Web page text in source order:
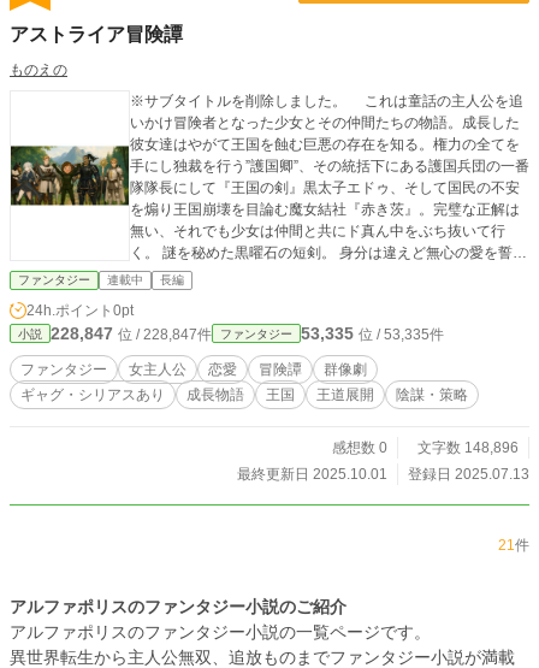
アストライア冒険譚
ものえの
※サブタイトルを削除しました。 これは童話の主人公を追
いかけ冒険者となった少女とその仲間たちの物語。成長した
彼女達はやがて王国を蝕む巨悪の存在を知る。権力の全てを
手にし独裁を行う”護国卿”、その統括下にある護国兵団の一番
隊隊長にして『王国の剣』黒太子エドゥ、そして国民の不安
を煽り王国崩壊を目論む魔女結社『赤き茨』。完璧な正解は
無い、それでも少女は仲間と共にド真ん中をぶち抜いて行
く。 謎を秘めた黒曜石の短剣。 身分は違えど無心の愛を誓う
一人の小姓。 師匠の仇を追い遥か東方から流れ着いた義の
漢。 そして”魔女狩りの魔術師”と呼ばれ畏れられる銀髪の”魔
女”。 個性豊かなキャラクターが奏でる王道ファンタジー群像
劇。もし琴線に係る言葉があれば手に取って見て下さい。 ※
この小説には画像（挿絵）が含まれます。データ通信量が気
になる方はご注意ください。
ファンタジー 連載中 長編
24h.ポイント 0pt
小説 228,847 位 / 228,847件 ファンタジー 53,335 位 / 53,335件
ファンタジー 女主人公 恋愛 冒険譚
群像劇
ギャグ・シリアスあり
成長物語 王国 王道展開 陰謀・策略
感想数 0
文字数 148,896
最終更新日 2025.10.01
登録日 2025.07.13
21件
アルファポリスのファンタジー小説のご紹介
アルファポリスのファンタジー小説の一覧ページです。
異世界転生から主人公無双、追放ものまでファンタジー小説が満載